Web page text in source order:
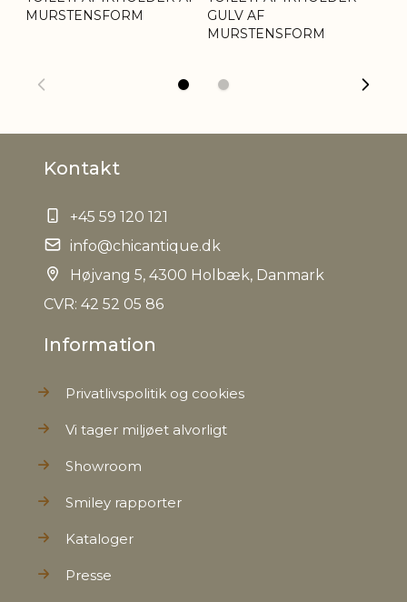
MURSTENSFORM
GULV AF
MURSTENSFORM
Kontakt
+45 59 120 121
info@chicantique.dk
Højvang 5, 4300 Holbæk, Danmark
CVR: 42 52 05 86
Information
Privatlivspolitik og cookies
Vi tager miljøet alvorligt
Showroom
Smiley rapporter
Kataloger
Presse